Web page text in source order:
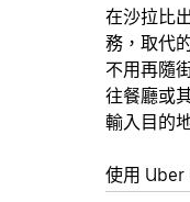
在沙拉比
務，取代
不用再隨
往餐廳或
輸入目的
使用 Uber